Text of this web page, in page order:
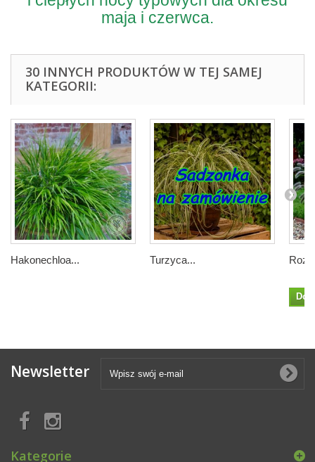
maja i czerwca.
30 INNYCH PRODUKTÓW W TEJ SAMEJ
KATEGORII:
Hakonechloa... Turzyca...
Newsletter
Kategorie